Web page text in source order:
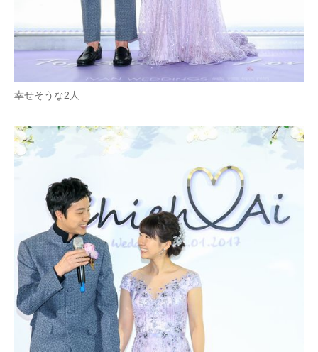
電子設計の基本と応用
エネルギーの専門メディア
建設×テクノロジーの最前線
ちょっと気になるネットの話題
幸せそうな2人